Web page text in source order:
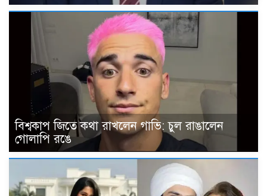
বিশ্বকাপ জিতে কথা রাখলেন গাভি: চুল রাঙালেন
গোলাপি রঙে